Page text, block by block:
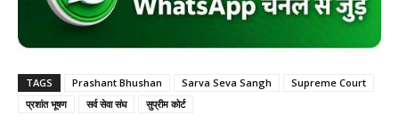
TAGS Prashant Bhushan Sarva Seva Sangh
Supreme Court
प्रशांत भूषण
सर्व सेवा संघ सुप्रीम कोर्ट